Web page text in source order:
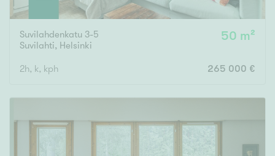
Suvilahdenkatu 3-5
Suvilahti, Helsinki
50 m²
2h, k, kph 265 000 €